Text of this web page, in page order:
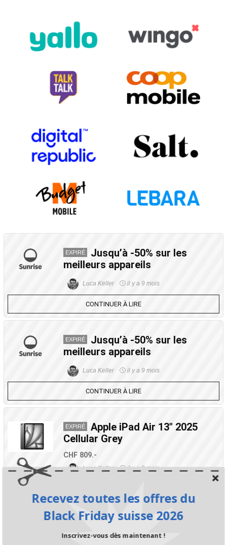
EXPIRÉ
Jusqu’à -50% sur les
meilleurs appareils
Luca Keller il y a 9 mois
CONTINUER À LIRE
EXPIRÉ
Jusqu’à -50% sur les
meilleurs appareils
Luca Keller il y a 9 mois
CONTINUER À LIRE
EXPIRÉ
Apple iPad Air 13″ 2025
Cellular Grey
CHF 809.-
Luca Keller il y a 9 mois
Offres Black Friday
appareils top
Recevez toutes les offres du
Black Friday suisse 2026
Inscrivez-vous dès maintenant !